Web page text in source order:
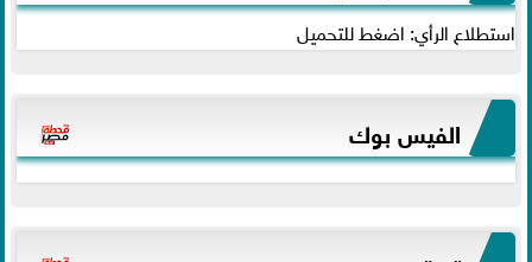
استطلاع الرأي: اضغط للتحميل
الفيس بوك